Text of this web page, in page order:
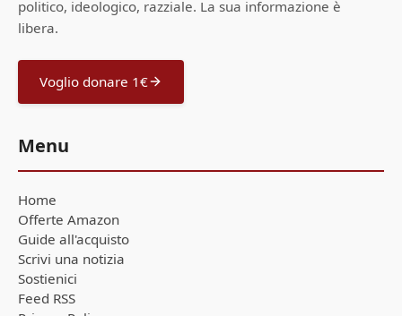
politico, ideologico, razziale. La sua informazione è
libera.
Voglio donare 1€
Menu
Home
Offerte Amazon
Guide all'acquisto
Scrivi una notizia
Sostienici
Feed RSS